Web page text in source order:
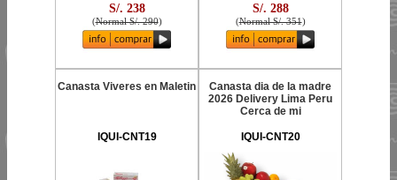
S/. 238
(Normal S/. 290)
S/. 288
(Normal S/. 351)
Canasta Viveres en Maletin
IQUI-CNT19
Canasta dia de la madre
2026 Delivery Lima Peru
Cerca de mi
IQUI-CNT20